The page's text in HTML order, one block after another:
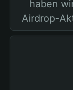
haben
Airdrop-